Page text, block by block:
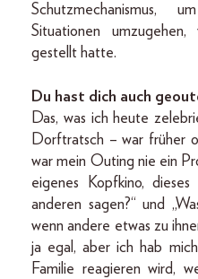
Schutzmechanismus,
Situationen
gestellt hatte.
Du hast dich auch
Das, was ich heute
Dorftratsch – war früher
war mein Outing nie ein
eigenes Kopfkino,
anderen sagen?“ und
wenn andere etwas zu
ja egal, aber ich hab
Familie reagieren wird,